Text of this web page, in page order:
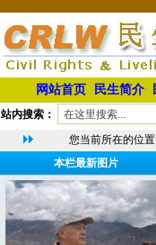
网站首页 民生简介
站内搜索：
您当前所在的位置
本栏最新图片